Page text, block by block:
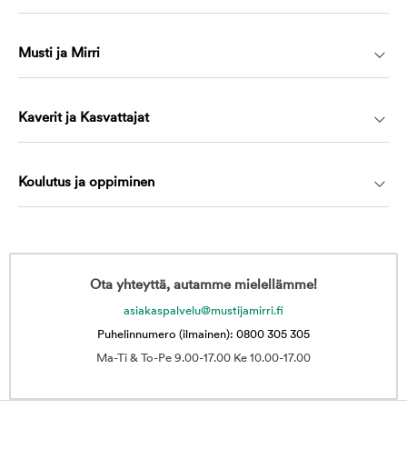
Musti ja Mirri
Kaverit ja Kasvattajat
Koulutus ja oppiminen
Ota yhteyttä, autamme mielellämme!
asiakaspalvelu@mustijamirri.fi
Puhelinnumero (ilmainen): 0800 305 305
Ma-Ti & To-Pe 9.00-17.00 Ke 10.00-17.00